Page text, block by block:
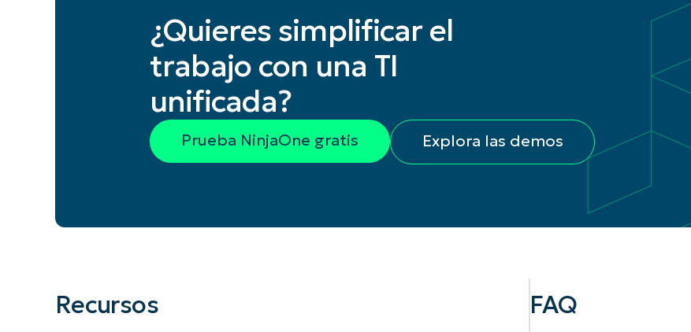
¿Quieres simplificar el
trabajo con una TI
unificada?
Prueba NinjaOne gratis Explora las demos
Recursos FAQ